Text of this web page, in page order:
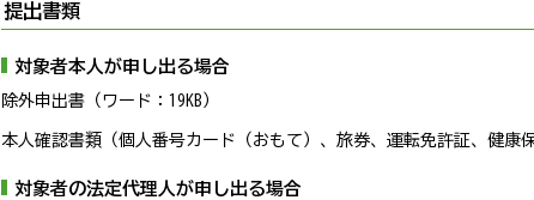
提出書類
対象者本人が申し出る場合
除外申出書（ワード：19KB）
本人確認書類（個人番号カード（おもて）、旅券、運転免許証、健康
対象者の法定代理人が申し出る場合